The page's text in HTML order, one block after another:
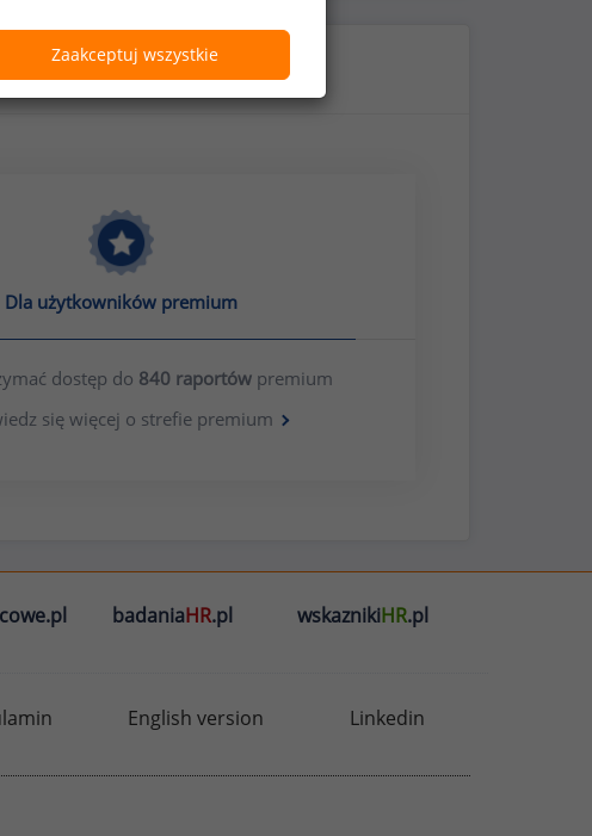
Dla użytkowników premium
dostęp do 840 raportówpremium
się więcej o strefie premium
badaniaHR.pl wskaznikiHR.pl
English version Linkedin
Zaakceptuj wszystkie